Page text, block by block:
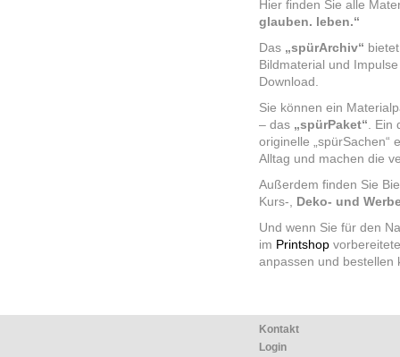
Hier finden Sie alle
glauben. leben.“
Das „spürArchiv“
Bildmaterial und
Download.
Sie können ein
– das „spürPaket“ .
originelle „spürSachen“
Alltag und machen die
Außerdem finden Sie
Kurs-, Deko- und
Und wenn Sie für den
im Printshop
anpassen und bestellen
Kontakt
Login